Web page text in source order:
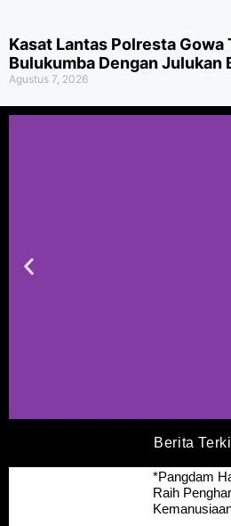
Kasat Lantas Polresta
Bulukumba Dengan Julukan
Agustus 7, 2026
Berita
*Pangdam
Raih